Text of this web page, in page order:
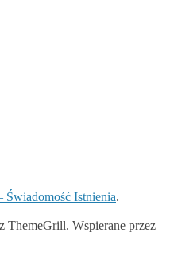
Świadomość Istnienia.
ThemeGrill. Wspierane przez